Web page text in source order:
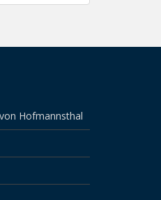
Hofmannsthal